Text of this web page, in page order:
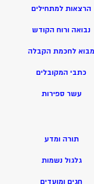
הרצאות למתחילים
נבואה ורוח הקודש
מבוא לחכמת הקבלה
כתבי המקובלים
עשר ספירות
תורה ומדע
גלגול נשמות
חגים ומועדים